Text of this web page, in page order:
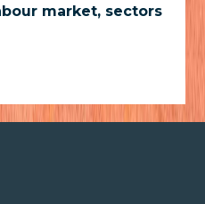
market, sectors